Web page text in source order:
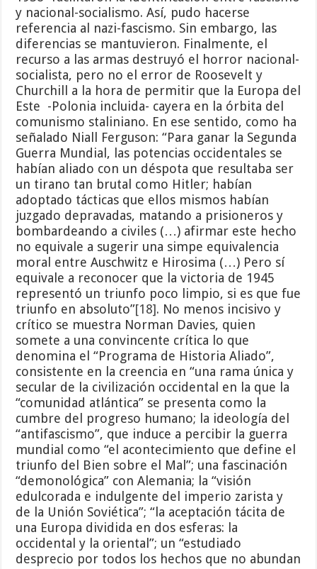
y nacional-socialismo. Así, pudo hacerse
referencia al nazi-fascismo. Sin embargo, las
diferencias se mantuvieron. Finalmente, el
recurso a las armas destruyó el horror nacional-
socialista, pero no el error de Roosevelt y
Churchill a la hora de permitir que la Europa del
Este -Polonia incluida- cayera en la órbita del
comunismo staliniano. En ese sentido, como ha
señalado Niall Ferguson: “Para ganar la Segunda
Guerra Mundial, las potencias occidentales se
habían aliado con un déspota que resultaba ser
un tirano tan brutal como Hitler; habían
adoptado tácticas que ellos mismos habían
juzgado depravadas, matando a prisioneros y
bombardeando a civiles (…) afirmar este hecho
no equivale a sugerir una simpe equivalencia
moral entre Auschwitz e Hirosima (…) Pero sí
equivale a reconocer que la victoria de 1945
representó un triunfo poco limpio, si es que fue
triunfo en absoluto”[18]. No menos incisivo y
crítico se muestra Norman Davies, quien
somete a una convincente crítica lo que
denomina el “Programa de Historia Aliado”,
consistente en la creencia en “una rama única y
secular de la civilización occidental en la que la
“comunidad atlántica” se presenta como la
cumbre del progreso humano; la ideología del
“antifascismo”, que induce a percibir la guerra
mundial como “el acontecimiento que define el
triunfo del Bien sobre el Mal”; una fascinación
“demonológica” con Alemania; la “visión
edulcorada e indulgente del imperio zarista y
de la Unión Soviética”; “la aceptación tácita de
una Europa dividida en dos esferas: la
occidental y la oriental”; un “estudiado
desprecio por todos los hechos que no abundan